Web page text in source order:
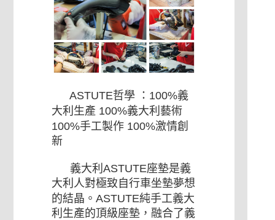
ASTUTE哲學 ：100%義
大利生產 100%義大利藝術
100%手工製作 100%激情創
新
義大利ASTUTE座墊是義
大利人對極致自行車坐墊夢想
的結晶。ASTUTE純手工義大
利生產的頂級座墊，融合了義